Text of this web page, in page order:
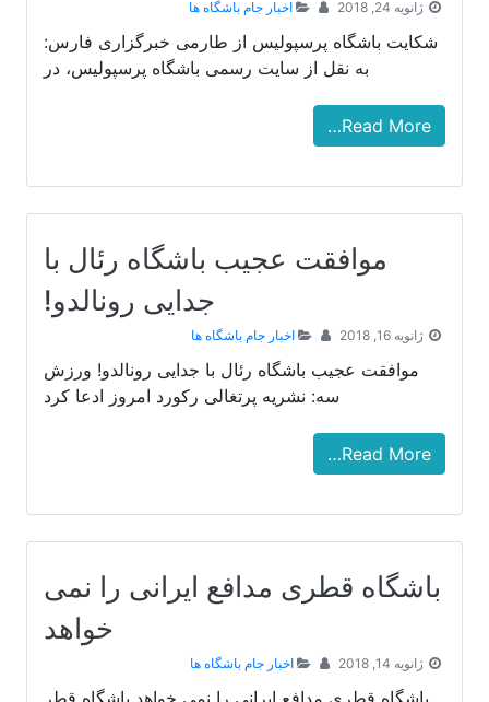
ژانویه 24, 2018 اخبار جام باشگاه ها
شکایت باشگاه پرسپولیس از طارمی خبرگزاری فارس:
به نقل از سایت رسمی باشگاه پرسپولیس، در
Read More…
موافقت عجیب باشگاه رئال با
جدایی رونالدو!
ژانویه 16, 2018 اخبار جام باشگاه ها
موافقت عجیب باشگاه رئال با جدایی رونالدو! ورزش
سه: نشریه پرتغالی رکورد امروز ادعا کرد
Read More…
باشگاه قطری مدافع ایرانی را نمی
خواهد
ژانویه 14, 2018 اخبار جام باشگاه ها